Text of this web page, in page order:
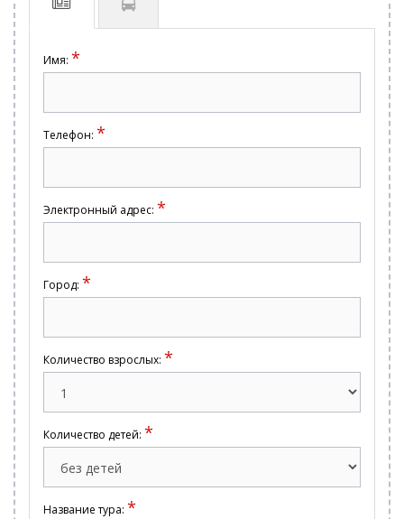
Имя: *
Телефон: *
Электронный адрес: *
Город: *
Количество взрослых: *
Количество детей: *
Название тура: *